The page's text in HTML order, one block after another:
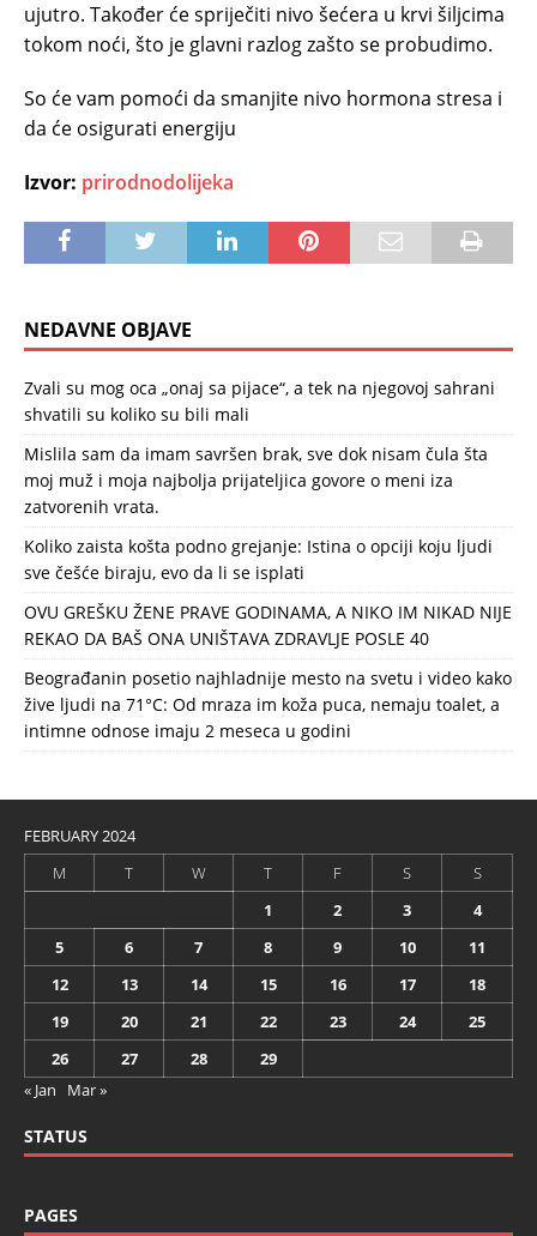
ujutro. Također će spriječiti nivo šećera u krvi šiljcima
tokom noći, što je glavni razlog zašto se probudimo.
So će vam pomoći da smanjite nivo hormona stresa i
da će osigurati energiju
Izvor: prirodnodolijeka
NEDAVNE OBJAVE
Zvali su mog oca „onaj sa pijace“, a tek na njegovoj sahrani
shvatili su koliko su bili mali
Mislila sam da imam savršen brak, sve dok nisam čula šta
moj muž i moja najbolja prijateljica govore o meni iza
zatvorenih vrata.
Koliko zaista košta podno grejanje: Istina o opciji koju ljudi
sve češće biraju, evo da li se isplati
OVU GREŠKU ŽENE PRAVE GODINAMA, A NIKO IM NIKAD NIJE
REKAO DA BAŠ ONA UNIŠTAVA ZDRAVLJE POSLE 40
Beograđanin posetio najhladnije mesto na svetu i video kako
žive ljudi na 71°C: Od mraza im koža puca, nemaju toalet, a
intimne odnose imaju 2 meseca u godini
FEBRUARY 2024
M
T W T F S
S
1
2 3
4
5
6 7 8 9 10
11
12
13 14 15 16 17
18
19
20 21 22 23 24
25
26
27 28
29
« Jan
Mar »
STATUS
PAGES